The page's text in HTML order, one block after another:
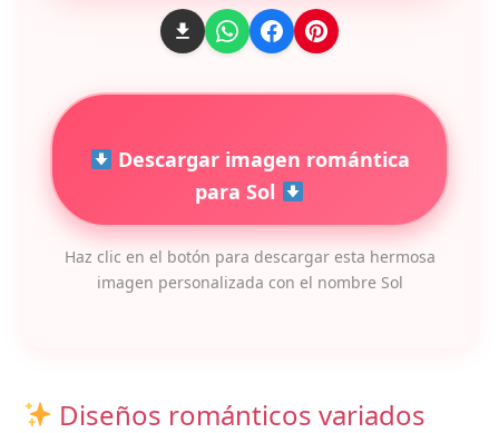
Descargar imagen romántica
para Sol
Haz clic en el botón para descargar esta hermosa
imagen personalizada con el nombre Sol
Diseños románticos variados